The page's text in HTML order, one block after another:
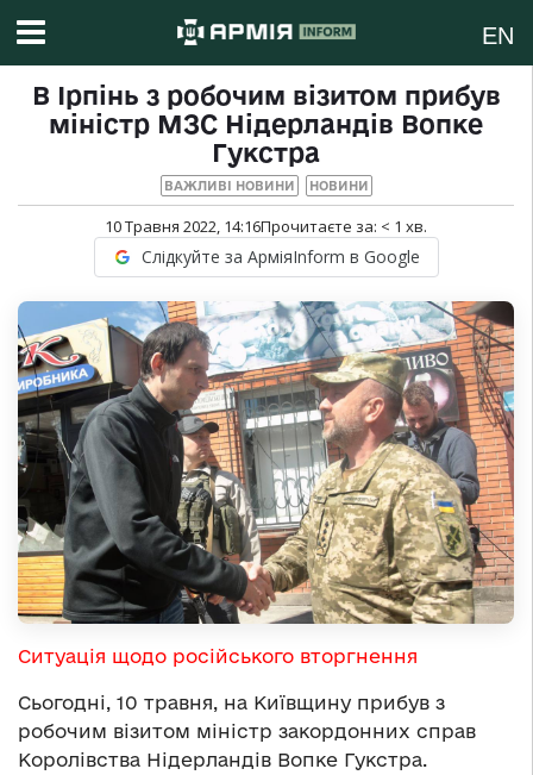
EN
В Ірпінь з робочим візитом прибув
міністр МЗС Нідерландів Вопке
Гукстра
ВАЖЛИВІ НОВИНИ НОВИНИ
10 Травня 2022, 14:16Прочитаєте за: < 1 хв.
Слідкуйте за АрміяInform в Google
Ситуація щодо російського вторгнення
Сьогодні, 10 травня, на Київщину прибув з
робочим візитом міністр закордонних справ
Королівства Нідерландів Вопке Гукстра.